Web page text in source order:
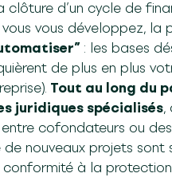
d’un cycle de
vous développez, la
: les bases
de plus en plus
Tout au long du
juridiques spécialisés,
cofondateurs ou
nouveaux projets sont
conformité à la